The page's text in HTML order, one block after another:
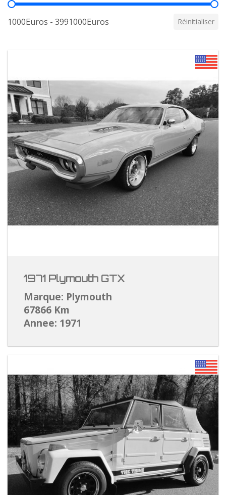
Prix
1000Euros - 3991000Euros Réinitialiser
1971 Plymouth GTX
Marque: Plymouth
67866 Km
Annee: 1971